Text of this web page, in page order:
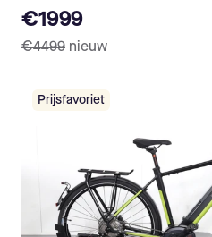
€1999
€4499 nieuw
Prijsfavoriet